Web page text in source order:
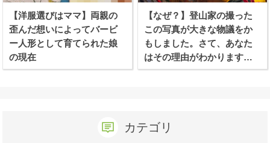
【洋服選びはママ】両親の
歪んだ想いによってバービ
ー人形として育てられた娘
の現在
【なぜ？】登山家の撮った
この写真が大きな物議をか
もしました。さて、あなた
はその理由がわかります
か？
カテゴリ